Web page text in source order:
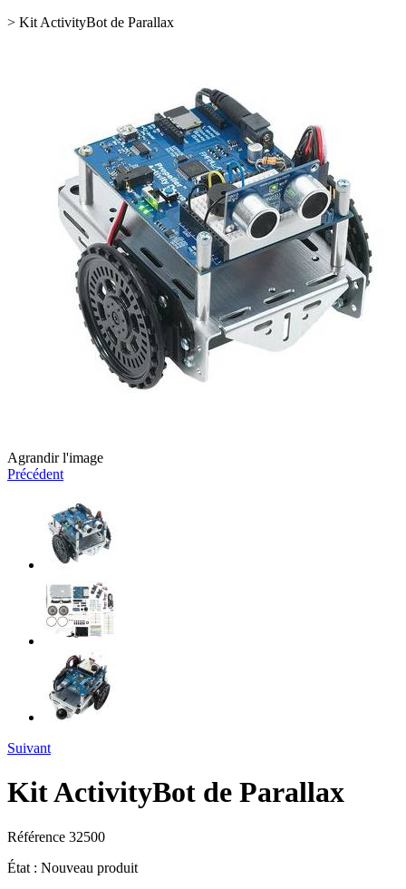
> Kit ActivityBot de Parallax
Agrandir l'image
Précédent
Suivant
Kit ActivityBot de Parallax
Référence 32500
État : Nouveau produit